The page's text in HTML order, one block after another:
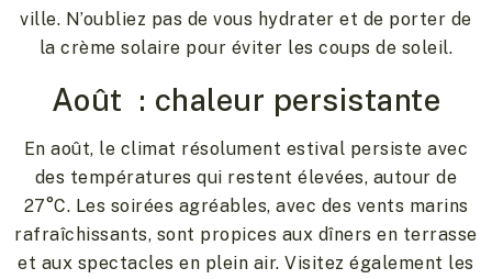
ville. N’oubliez pas de vous hydrater et de porter de
la crème solaire pour éviter les coups de soleil.
Août : chaleur persistante
En août, le climat résolument estival persiste avec
des températures qui restent élevées, autour de
27°C. Les soirées agréables, avec des vents marins
rafraîchissants, sont propices aux dîners en terrasse
et aux spectacles en plein air. Visitez également les